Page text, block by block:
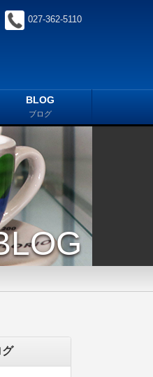
027-362-5110
BLOG
ブログ
グ